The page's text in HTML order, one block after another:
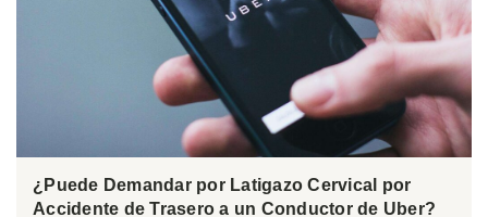
¿Puede Demandar por Latigazo Cervical por
Accidente de Trasero a un Conductor de Uber?